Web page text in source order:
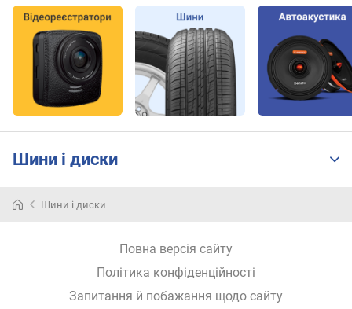
Шини і диски
Шини і диски
Повна версія сайту
Політика конфіденційності
Запитання й побажання щодо сайту